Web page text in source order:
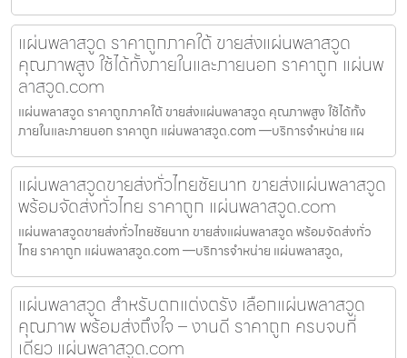
แผ่นพลาสวูด ราคาถูกภาคใต้ ขายส่งแผ่นพลาสวูด
คุณภาพสูง ใช้ได้ทั้งภายในและภายนอก ราคาถูก แผ่นพ
ลาสวูด.com
แผ่นพลาสวูด ราคาถูกภาคใต้ ขายส่งแผ่นพลาสวูด คุณภาพสูง ใช้ได้ทั้ง
ภายในและภายนอก ราคาถูก แผ่นพลาสวูด.com —บริการจำหน่าย แผ
แผ่นพลาสวูดขายส่งทั่วไทยชัยนาท ขายส่งแผ่นพลาสวูด
พร้อมจัดส่งทั่วไทย ราคาถูก แผ่นพลาสวูด.com
แผ่นพลาสวูดขายส่งทั่วไทยชัยนาท ขายส่งแผ่นพลาสวูด พร้อมจัดส่งทั่ว
ไทย ราคาถูก แผ่นพลาสวูด.com —บริการจำหน่าย แผ่นพลาสวูด,
แผ่นพลาสวูด สำหรับตกแต่งตรัง เลือกแผ่นพลาสวูด
คุณภาพ พร้อมส่งถึงใจ – งานดี ราคาถูก ครบจบที่
เดียว แผ่นพลาสวูด.com